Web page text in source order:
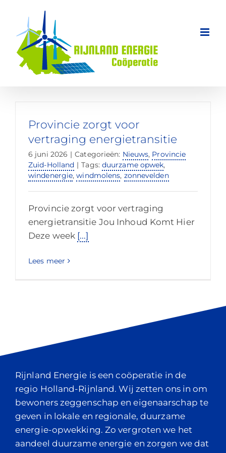
inhoud
Provincie zorgt voor
vertraging energietransitie
6 juni 2026 | Categorieën: Nieuws, Provincie
Zuid-Holland | Tags: duurzame opwek,
windenergie,windmolens, zonnevelden
Provincie zorgt voor vertraging
energietransitie Jou Inhoud Komt Hier
Deze week [...]
Lees meer
Rijnland Energie is een coöperatie in de
regio Holland-Rijnland. Wij zetten ons in om
bewoners zeggenschap en eigenaarschap te
geven in lokale en regionale, duurzame
energie-opwekking. Zo vergroten we het
aandeel duurzame energie en zorgen we dat